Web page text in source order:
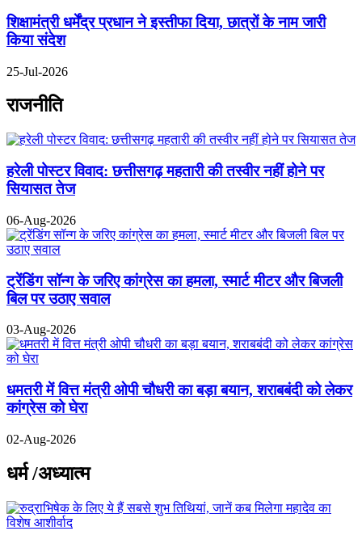
शिक्षामंत्री धर्मेंद्र प्रधान ने इस्तीफा दिया, छात्रों के नाम जारी
किया संदेश
25-Jul-2026
राजनीति
हरेली पोस्टर विवाद: छत्तीसगढ़ महतारी की तस्वीर नहीं होने पर
सियासत तेज
06-Aug-2026
ट्रेंडिंग सॉन्ग के जरिए कांग्रेस का हमला, स्मार्ट मीटर और बिजली
बिल पर उठाए सवाल
03-Aug-2026
धमतरी में वित्त मंत्री ओपी चौधरी का बड़ा बयान, शराबबंदी को लेकर
कांग्रेस को घेरा
02-Aug-2026
धर्म /अध्यात्म